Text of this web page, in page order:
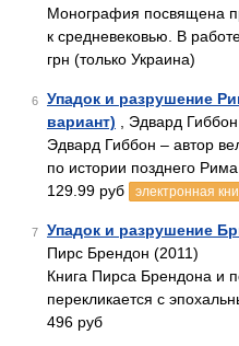
Монография посвящена
к средневековью. В
грн (только Украина)
6
Упадок и разрушение
вариант) , Эдвард Гиббон
Эдвард Гиббон – автор
по истории позднего
129.99 руб
электронная
7 Упадок и разрушение
Пирс Брендон (2011)
Книга Пирса Брендона и
перекликается с
496 руб